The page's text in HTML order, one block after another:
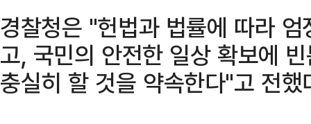
경찰청은 "헌법과 법률에 따라
고, 국민의 안전한 일상 확보에
충실히 할 것을 약속한다"고 전했